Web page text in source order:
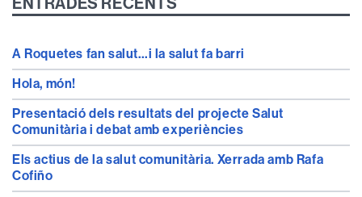
A Roquetes fan salut…i la salut fa barri
Hola, món!
Presentació dels resultats del projecte Salut
Comunitària i debat amb experiències
Els actius de la salut comunitària. Xerrada amb Rafa
Cofiño